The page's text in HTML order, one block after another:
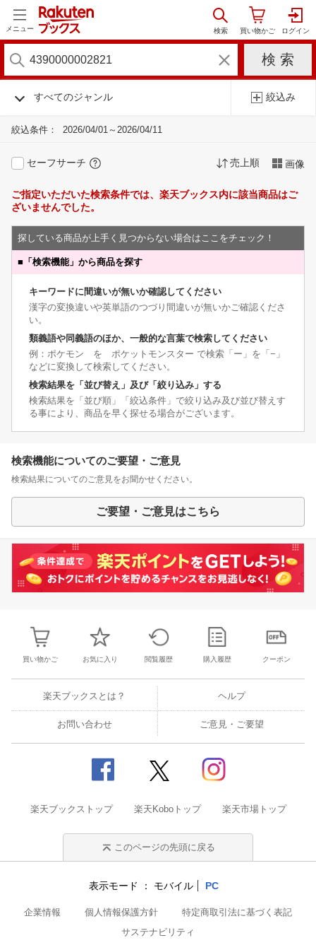
メニュー
すべてのジャンル 絞込み
絞込条件： 2026/04/01～2026/04/11
セーフサーチ 売上順 画像
ご指定いただいた検索条件では、楽天ブックス内に該当商品はご
ざいませんでした。
探している商品が上手く見つからない場合はここをチェック！
■ 「検索機能」から商品を探す
キーワードに間違いが無いか確認してください
漢字の変換違いや英単語のつづり間違いが無いかご確認くださ
い。
類義語や同義語のほか、一般的な言葉で検索してください
例：ポケモン を ポケットモンスター で検索「ー」を「−」
などに変換して検索してください。
検索結果を「並び替え」及び「絞り込み」する
検索結果を「並び順」「絞込条件」で絞り込み及び並び替えす
る事により、商品を早く探せる場合がございます。
検索機能についてのご要望・ご意見
検索結果についてのご意見をお聞かせください。
ご要望・ご意見はこちら
買い物かご お気に入り 閲覧履歴 購入履歴 クーポン
楽天ブックスとは？ ヘルプ
お問い合わせ ご意見・ご要望
楽天ブックストップ 楽天Koboトップ 楽天市場トップ
このページの先頭に戻る
表示モード モバイル PC
企業情報 個人情報保護方針
特定商取引法に基づく表記
サステナビリティ